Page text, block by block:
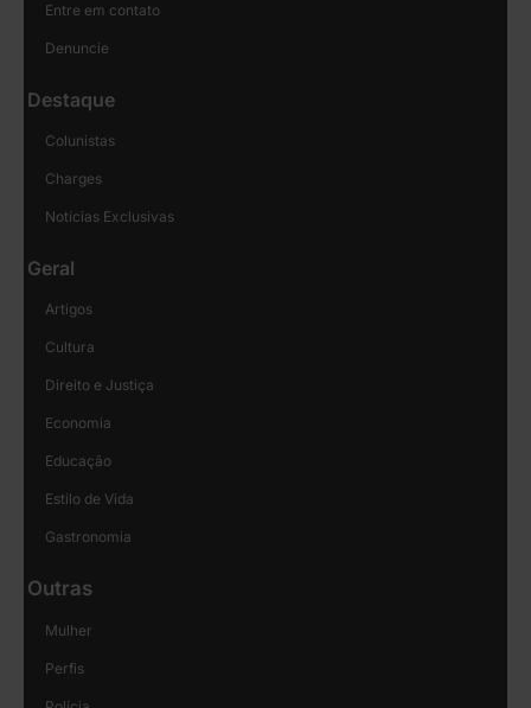
Entre em contato
Denuncie
Destaque
Colunistas
Charges
Notícias Exclusivas
Geral
Artigos
Cultura
Direito e Justiça
Economia
Educação
Estilo de Vida
Gastronomia
Outras
Mulher
Perfis